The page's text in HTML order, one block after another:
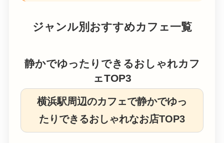
ジャンル別おすすめカフェ一覧
静かでゆったりできるおしゃれカフ
ェTOP3
横浜駅周辺のカフェで静かでゆっ
たりできるおしゃれなお店TOP3